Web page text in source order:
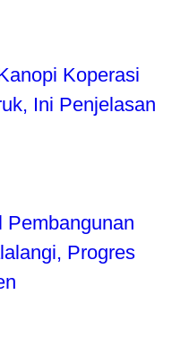
Koperasi
Ini Penjelasan
Pembangunan
Progres